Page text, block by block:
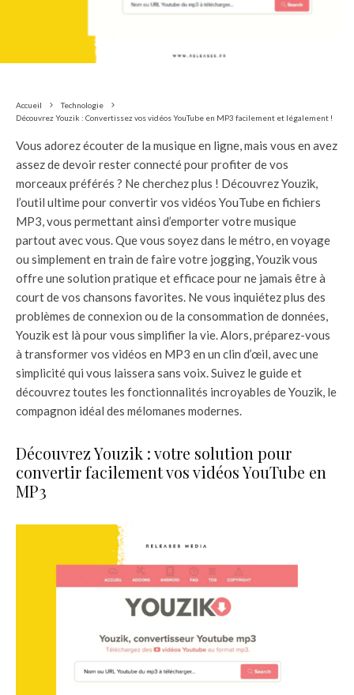
Accueil
Technologie
Découvrez Youzik : Convertissez vos vidéos YouTube en MP3 facilement et légalement !
Vous adorez écouter de la musique en ligne, mais vous en avez
assez de devoir rester connecté pour profiter de vos
morceaux préférés ? Ne cherchez plus ! Découvrez Youzik,
l’outil ultime pour convertir vos vidéos YouTube en fichiers
MP3, vous permettant ainsi d’emporter votre musique
partout avec vous. Que vous soyez dans le métro, en voyage
ou simplement en train de faire votre jogging, Youzik vous
offre une solution pratique et efficace pour ne jamais être à
court de vos chansons favorites. Ne vous inquiétez plus des
problèmes de connexion ou de la consommation de données,
Youzik est là pour vous simplifier la vie. Alors, préparez-vous
à transformer vos vidéos en MP3 en un clin d’œil, avec une
simplicité qui vous laissera sans voix. Suivez le guide et
découvrez toutes les fonctionnalités incroyables de Youzik, le
compagnon idéal des mélomanes modernes.
Découvrez Youzik : votre solution pour
convertir facilement vos vidéos YouTube en
MP3